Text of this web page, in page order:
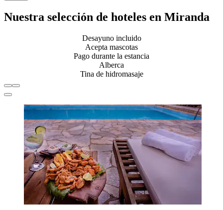
Nuestra selección de hoteles en Miranda
Desayuno incluido
Acepta mascotas
Pago durante la estancia
Alberca
Tina de hidromasaje